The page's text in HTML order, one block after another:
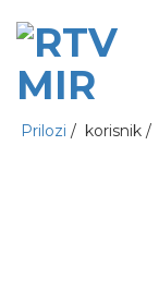
Prilozi / korisnik /